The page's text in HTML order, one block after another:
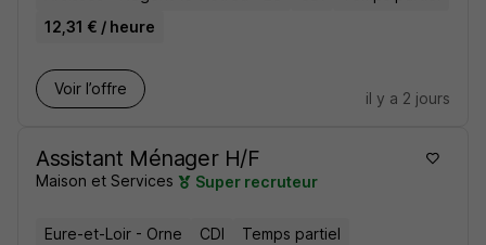
12,31 € / heure
Voir l’offre
il y a 2 jours
Assistant Ménager H/F
Maison et Services Super recruteur
Eure-et-Loir - Orne CDI
Temps partiel